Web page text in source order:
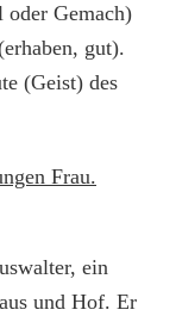
Gemach)
gut).
(Geist) des
ein
und Hof. Er